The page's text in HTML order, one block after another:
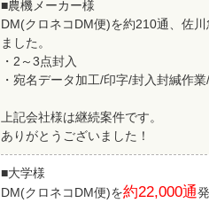
■農機メーカー様
DM(クロネコDM便)を約210通、佐
ました。
・2～3点封入
・宛名データ加工/印字/封入封緘作
上記会社様は継続案件です。
ありがとうございました！
■大学様
DM(クロネコDM便)を約22,000通